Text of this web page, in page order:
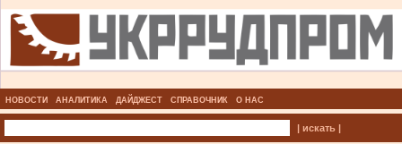
НОВОСТИ АНАЛИТИКА ДАЙДЖЕСТ СПРАВОЧНИК О НАС
| искать |